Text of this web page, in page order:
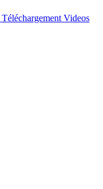
Téléchargement Videos